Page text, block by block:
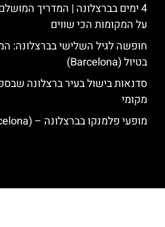
4 ימים בברצלונה | המדריך
על המקומות הכי שווים
חופשה לגיל השלישי בברצלונה:
בטיול (Barcelona)
סדנאות בישול בעיר ברצלונה
מקומי
מופעי פלמנקו בברצלונה – (Flamenco Barcelona)